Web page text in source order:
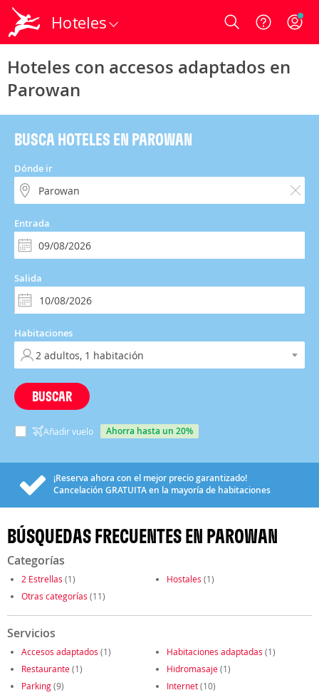
Hoteles Login
Hoteles con accesos adaptados en
Parowan
BUSCA HOTELES EN PAROWAN
Dónde ir
Entrada
Salida
Habitaciones
BUSCAR
Añadir vuelo ahorra hasta un 20%
¡Reserva ahora con el mejor precio garantizado!
Cancelación GRATUITAen la mayoría de habitaciones
BÚSQUEDAS FRECUENTES EN PAROWAN
Categorías
2 Estrellas (1) Hostales (1)
Otras categorías (11)
Servicios
Accesos adaptados (1) Habitaciones adaptadas (1)
Restaurante(1) Hidromasaje(1)
Parking(9) Internet(10)